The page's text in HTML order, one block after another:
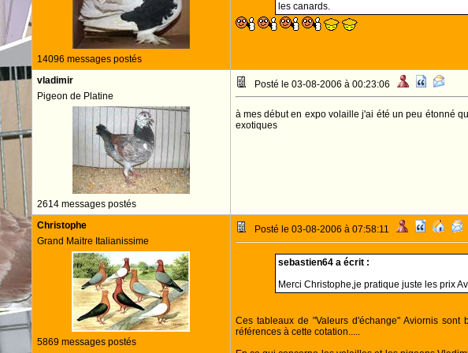
14096 messages postés
les canards.
vladimir
Pigeon de Platine
2614 messages postés
Posté le 03-08-2006 à 00:23:06
à mes début en expo volaille j'ai été un peu étonné
exotiques
Christophe
Grand Maitre Italianissime
5869 messages postés
Posté le 03-08-2006 à 07:58:11
sebastien64 a écrit :
Merci Christophe,je pratique juste les prix
Ces tableaux de "Valeurs d'échange" Aviornis
références à cette cotation.....